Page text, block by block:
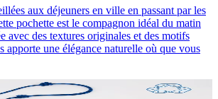
aux déjeuners en ville en passant par les
pochette est le compagnon idéal du matin
avec des textures originales et des motifs
apporte une élégance naturelle où que vous